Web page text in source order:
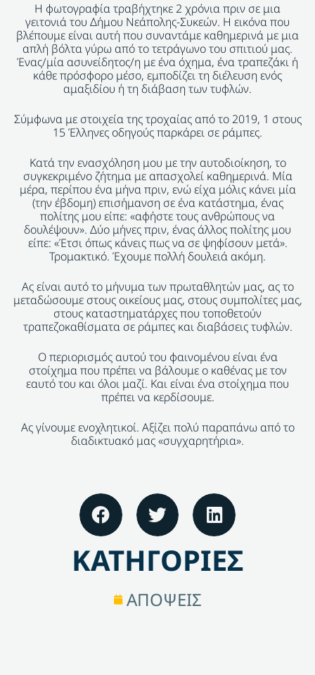
Η φωτογραφία τραβήχτηκε 2 χρόνια πριν σε μια
γειτονιά του Δήμου Νεάπολης-Συκεών. Η εικόνα που
βλέπουμε είναι αυτή που συναντάμε καθημερινά με μια
απλή βόλτα γύρω από το τετράγωνο του σπιτιού μας.
Ένας/μία ασυνείδητος/η με ένα όχημα, ένα τραπεζάκι ή
κάθε πρόσφορο μέσο, εμποδίζει τη διέλευση ενός
αμαξιδίου ή τη διάβαση των τυφλών.
Σύμφωνα με στοιχεία της τροχαίας από το 2019, 1 στους
15 Έλληνες οδηγούς παρκάρει σε ράμπες.
Κατά την ενασχόληση μου με την αυτοδιοίκηση, το
συγκεκριμένο ζήτημα με απασχολεί καθημερινά. Μία
μέρα, περίπου ένα μήνα πριν, ενώ είχα μόλις κάνει μία
(την έβδομη) επισήμανση σε ένα κατάστημα, ένας
πολίτης μου είπε: «αφήστε τους ανθρώπους να
δουλέψουν». Δύο μήνες πριν, ένας άλλος πολίτης μου
είπε: «Έτσι όπως κάνεις πως να σε ψηφίσουν μετά».
Τρομακτικό. Έχουμε πολλή δουλειά ακόμη.
Ας είναι αυτό το μήνυμα των πρωταθλητών μας, ας το
μεταδώσουμε στους οικείους μας, στους συμπολίτες μας,
στους καταστηματάρχες που τοποθετούν
τραπεζοκαθίσματα σε ράμπες και διαβάσεις τυφλών.
Ο περιορισμός αυτού του φαινομένου είναι ένα
στοίχημα που πρέπει να βάλουμε ο καθένας με τον
εαυτό του και όλοι μαζί. Και είναι ένα στοίχημα που
πρέπει να κερδίσουμε.
Ας γίνουμε ενοχλητικοί. Αξίζει πολύ παραπάνω από το
διαδικτυακό μας «συγχαρητήρια».
ΚΑΤΗΓΟΡΙΕΣ
ΑΠΟΨΕΙΣ